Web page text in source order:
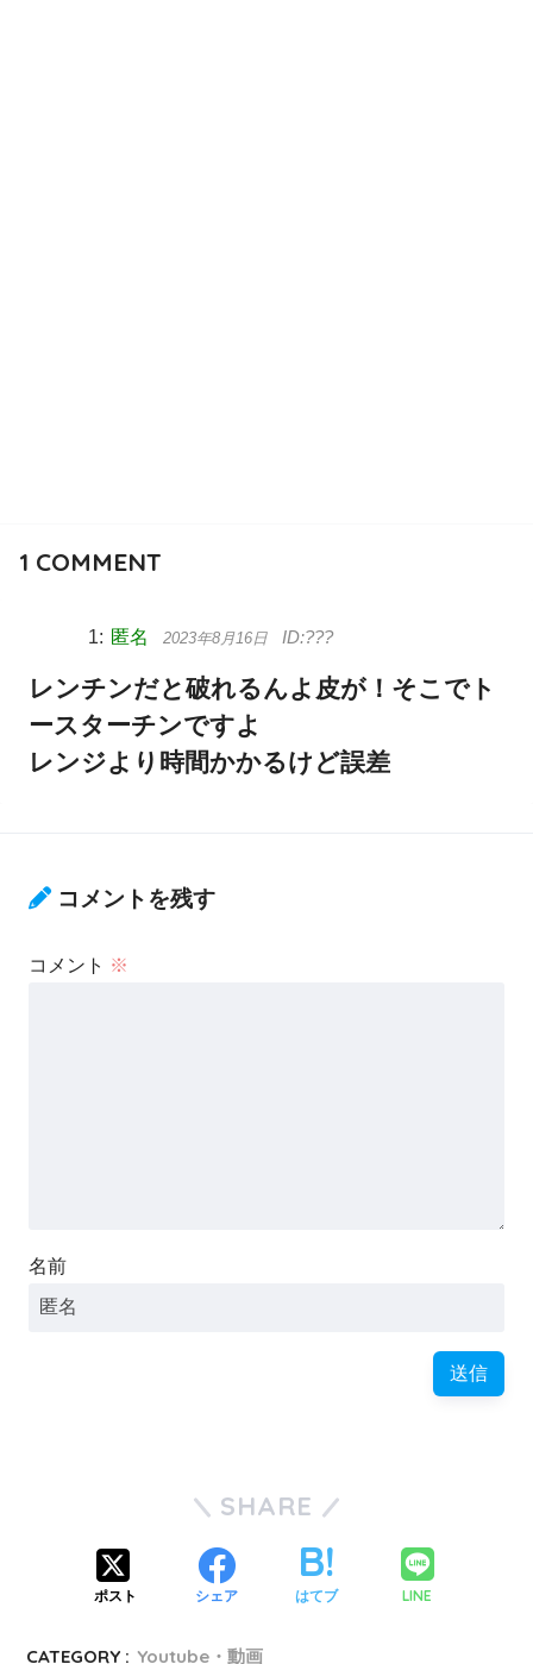
1 COMMENT
匿名 2023年8月16日
レンチンだと破れるんよ皮が！そこでト
ースターチンですよ
レンジより時間かかるけど誤差
コメントを残す
コメント ※
名前
SHARE
ポスト シェア はてブ LINE
CATEGORY : Youtube・動画